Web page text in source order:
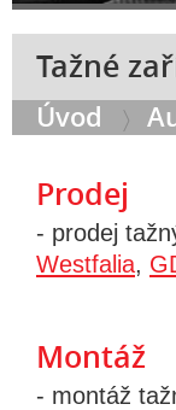
Tažné
Úvod
Prodej
- prodej
Westfalia,
Montáž
- montáž